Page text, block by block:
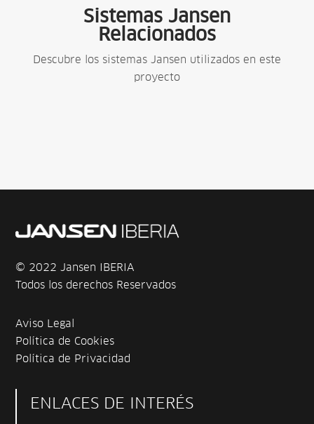
Sistemas Jansen
Relacionados
Descubre los sistemas Jansen utilizados en este
proyecto
© 2022 Jansen IBERIA
Todos los derechos Reservados
Aviso Legal
Política de Cookies
Política de Privacidad
ENLACES DE INTERÉS